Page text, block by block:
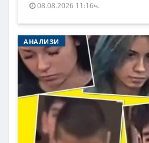
08.08.2026 11:16ч.
АНАЛИЗИ